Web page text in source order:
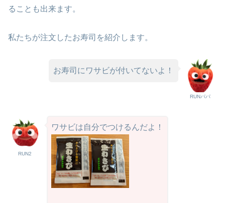
ることも出来ます。
私たちが注文したお寿司を紹介します。
RUNパパ
お寿司にワサビが付いてないよ！
RUN2
ワサビは自分でつけるんだよ！